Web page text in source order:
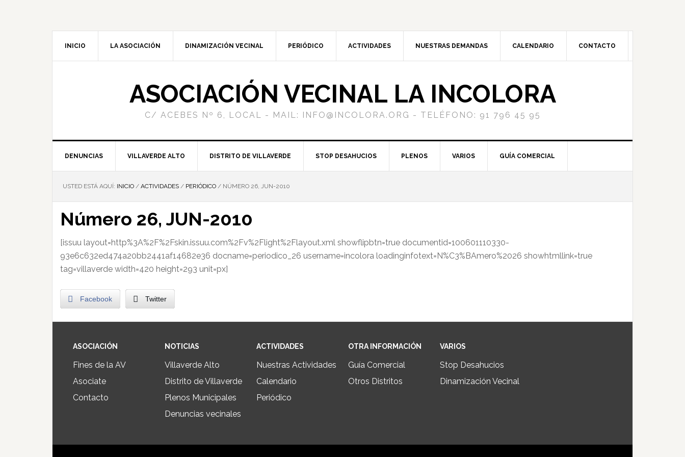
INICIO LA ASOCIACIÓN DINAMIZACIÓN VECINAL PERIÓDICO ACTIVIDADES NUESTRAS DEMANDAS CALENDARIO CONTACTO
ASOCIACIÓN VECINAL LA INCOLORA
C/ ACEBES Nº 6, LOCAL - MAIL: INFO@INCOLORA.ORG - TELÉFONO: 91 796 45 95
DENUNCIAS VILLAVERDE ALTO DISTRITO DE VILLAVERDE STOP DESAHUCIOS PLENOS VARIOS GUÍA COMERCIAL
USTED ESTÁ AQUÍ: INICIO / ACTIVIDADES / PERIÓDICO / NÚMERO 26, JUN-2010
Número 26, JUN-2010
[issuu layout=http%3A%2F%2Fskin.issuu.com%2Fv%2Flight%2Flayout.xml showflipbtn=true documentid=100601110330-
93e6c632ed474a20bb2441af14682e36 docname=periodico_26 username=incolora loadinginfotext=N%C3%BAmero%2026 showhtmllink=true
tag=villaverde width=420 height=293 unit=px]
Facebook Twitter
ASOCIACIÓN
Fines de la AV
Asociate
Contacto
NOTICIAS
Villaverde Alto
Distrito de Villaverde
Plenos Municipales
Denuncias vecinales
ACTIVIDADES
Nuestras Actividades
Calendario
Periódico
OTRA INFORMACIÓN
Guía Comercial
Otros Distritos
VARIOS
Stop Desahucios
Dinamización Vecinal